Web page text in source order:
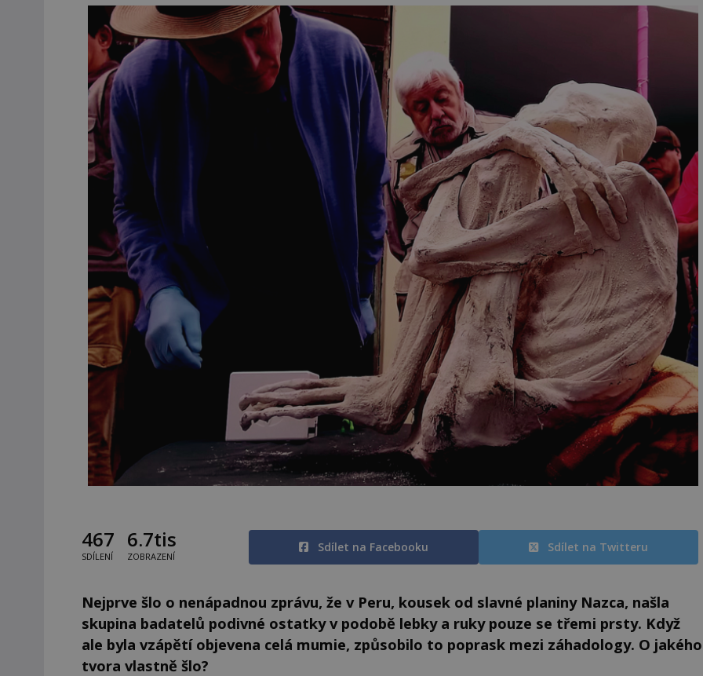
467
SDÍLENÍ
6.7tis
ZOBRAZENÍ
Sdílet na Facebooku Sdílet na Twitteru
Nejprve šlo o nenápadnou zprávu, že v Peru, kousek od slavné planiny Nazca, našla
skupina badatelů podivné ostatky v podobě lebky a ruky pouze se třemi prsty. Když
ale byla vzápětí objevena celá mumie, způsobilo to poprask mezi záhadology. O jakého
tvora vlastně šlo?